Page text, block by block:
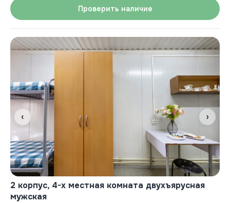
Проверить наличие
‹ ›
2 корпус, 4-х местная комната двухъярусная
мужская